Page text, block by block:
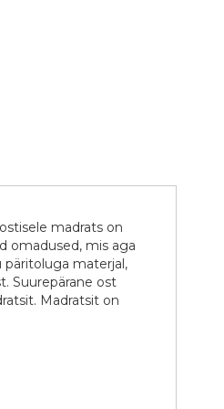
madrats on
omadused, mis aga
päritoluga materjal,
Suurepärane ost
Madratsit on